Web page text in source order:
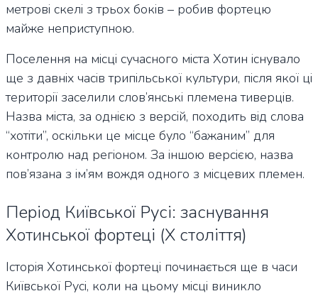
метрові скелі з трьох боків – робив фортецю
майже неприступною.
Поселення на місці сучасного міста Хотин існувало
ще з давніх часів трипільської культури, після якої ці
території заселили слов’янські племена тиверців.
Назва міста, за однією з версій, походить від слова
“хотіти”, оскільки це місце було “бажаним” для
контролю над регіоном. За іншою версією, назва
пов’язана з ім’ям вождя одного з місцевих племен.
Період Київської Русі: заснування
Хотинської фортеці (Х століття)
Історія Хотинської фортеці починається ще в часи
Київської Русі, коли на цьому місці виникло